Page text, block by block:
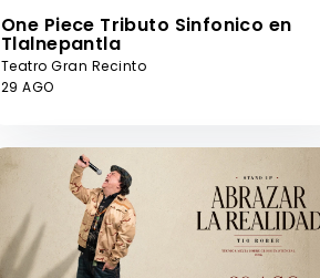
One Piece Tributo Sinfonico en
Tlalnepantla
Teatro Gran Recinto
29 AGO